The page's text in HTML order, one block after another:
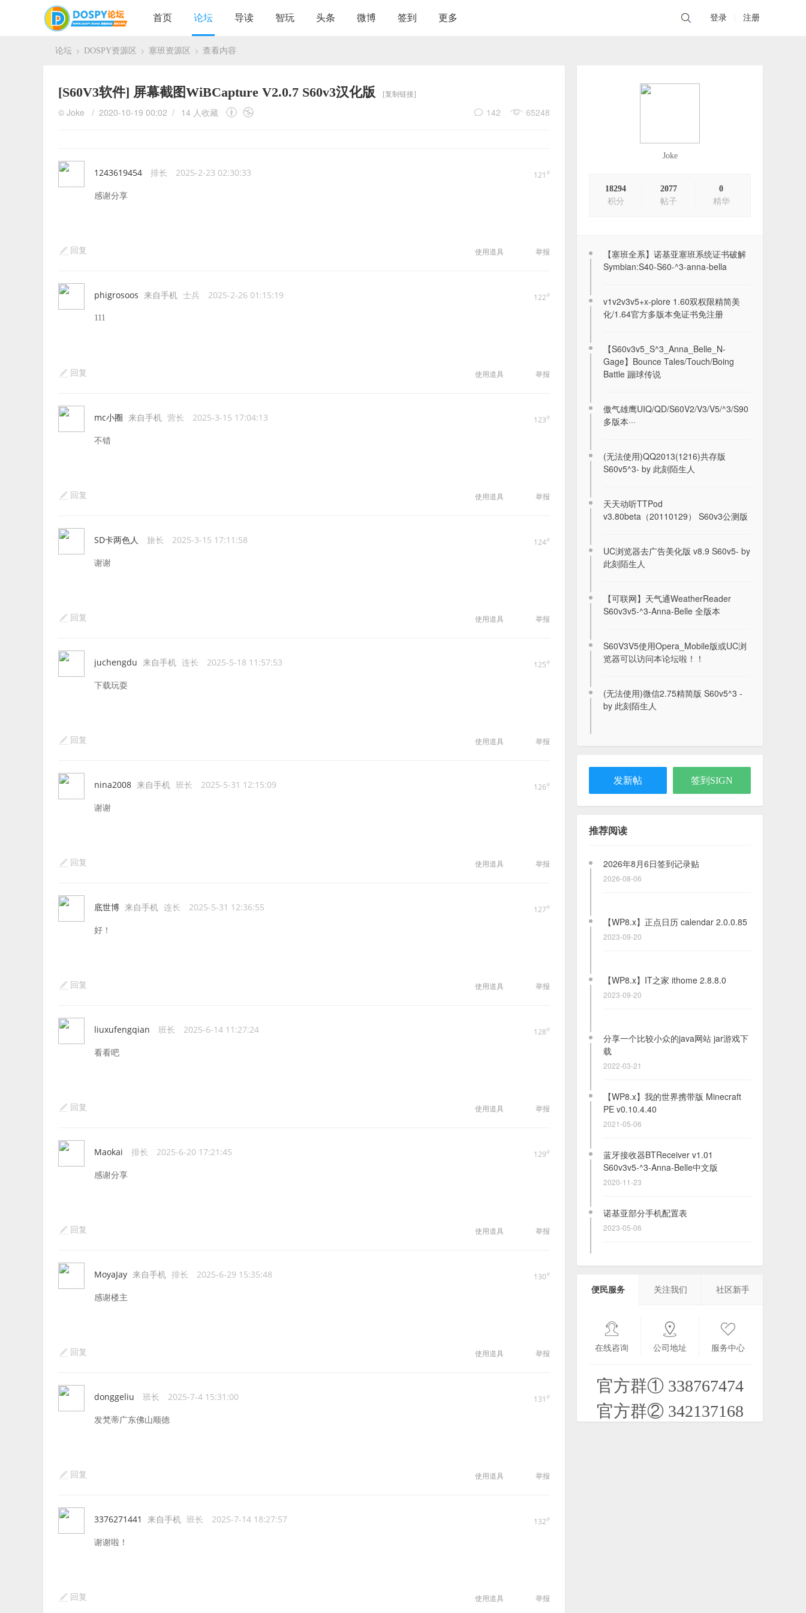
首页 论坛 导读 智玩 头条 微博 签到 更多 登录 注册
论坛 DOSPY资源区 塞班资源区 查看内容
Joke
18294
积分
2077
帖子
0
精华
【塞班全系】诺基亚塞班系统证书破解
Symbian:S40-S60-^3-anna-bella
v1v2v3v5+x-plore 1.60双权限精简美
化/1.64官方多版本免证书免注册
【S60v3v5_S^3_Anna_Belle_N-
Gage】Bounce Tales/Touch/Boing
Battle 蹦球传说
傲气雄鹰UIQ/QD/S60V2/V3/V5/^3/S90
多版本···
(无法使用)QQ2013(1216)共存版
S60v5^3- by 此刻陌生人
天天动听TTPod
v3.80beta（20110129） S60v3公测版
UC浏览器去广告美化版 v8.9 S60v5- by
此刻陌生人
【可联网】天气通WeatherReader
S60v3v5-^3-Anna-Belle 全版本
S60V3V5使用Opera_Mobile版或UC浏
览器可以访问本论坛啦！！
(无法使用)微信2.75精简版 S60v5^3 -
by 此刻陌生人
发新帖 签到SIGN
推荐阅读
2023-08-19
【26/06/29】波·波莎（B站客户端）贝
拉版
【WP8.x】好用的看书软件 爱阅读
2021-01-07
2026年8月6日签到记录贴
2026-08-06
【WP8.x】正点日历 calendar 2.0.0.85
2023-09-20
【WP8.x】IT之家 ithome 2.8.8.0
2023-09-20
分享一个比较小众的java网站 jar游戏下
载
2022-03-21
【WP8.x】我的世界携带版 Minecraft
PE v0.10.4.40
2021-05-06
蓝牙接收器BTReceiver v1.01
S60v3v5-^3-Anna-Belle中文版
2020-11-23
诺基亚部分手机配置表
2023-05-06
横屏竖屏多版本
2339个Java经典游戏
2025-12-19
分享一些JAVA游戏
2021-09-12
便民服务 关注我们 社区新手
在线咨询 公司地址 服务中心
官方群① 338767474
官方群② 342137168
[S60V3软件] 屏幕截图WiBCapture V2.0.7 S60v3汉化版 [复制链接]
© Joke / 2020-10-19 00:02 / 14 人收藏 65248
142
1243619454 排长 2025-2-23 02:30:33 121 #
感谢分享
回复 使用道具 举报
phigrosoos 来自手机 士兵 2025-2-26 01:15:19 122#
111
回复 使用道具 举报
mc小圈 来自手机 营长 2025-3-15 17:04:13 123#
不错
回复 使用道具 举报
SD卡两色人 旅长 2025-3-15 17:11:58 124#
谢谢
回复 使用道具 举报
juchengdu 来自手机 连长 2025-5-18 11:57:53 125#
下载玩耍
回复 使用道具 举报
nina2008 来自手机 班长 2025-5-31 12:15:09 126#
谢谢
回复 使用道具 举报
底世博 来自手机 连长 2025-5-31 12:36:55 127#
好！
回复 使用道具 举报
liuxufengqian 班长 2025-6-14 11:27:24 128#
看看吧
回复 使用道具 举报
Maokai 排长 2025-6-20 17:21:45 129#
感谢分享
回复 使用道具 举报
MoyaJay 来自手机 排长 2025-6-29 15:35:48 130#
感谢楼主
回复 使用道具 举报
donggeliu 班长 2025-7-4 15:31:00 131 #
发梵蒂广东佛山顺德
回复 使用道具 举报
3376271441 来自手机 班长 2025-7-14 18:27:57 132#
谢谢啦！
回复 使用道具 举报